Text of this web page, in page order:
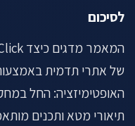
לסיכום
של אתרי תדמית
האופטימיזציה: החל
תיאורי מטא ותכנים